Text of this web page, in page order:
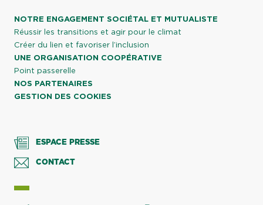
NOTRE ENGAGEMENT SOCIÉTAL ET MUTUALISTE
Réussir les transitions et agir pour le climat
Créer du lien et favoriser l’inclusion
UNE ORGANISATION COOPÉRATIVE
Point passerelle
NOS PARTENAIRES
GESTION DES COOKIES
ESPACE PRESSE
CONTACT